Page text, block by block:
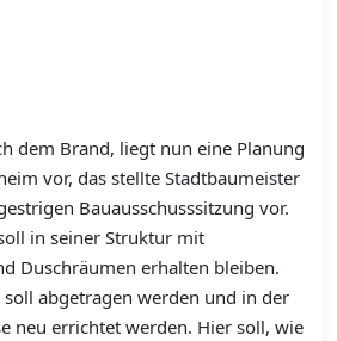
dem Brand, liegt nun eine Planung
vor, das stellte Stadtbaumeister
Bauausschusssitzung vor.
in seiner Struktur mit
Duschräumen erhalten bleiben.
soll abgetragen werden und in der
neu errichtet werden. Hier soll, wie